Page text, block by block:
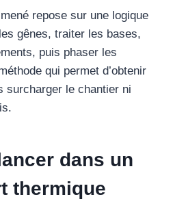
repose sur une logique
gênes, traiter les bases,
puis phaser les
qui permet d’obtenir
surcharger le chantier ni
dans un
thermique